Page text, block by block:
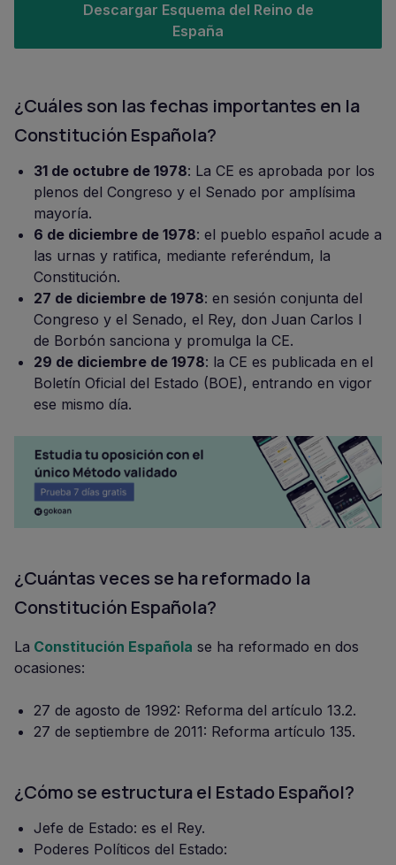
Descargar Esquema del Reino de
España
¿Cuáles son las fechas importantes en la
Constitución Española?
31 de octubre de 1978: La CE es aprobada por los
plenos del Congreso y el Senado por amplísima
mayoría.
6 de diciembre de 1978: el pueblo español acude a
las urnas y ratifica, mediante referéndum, la
Constitución.
27 de diciembre de 1978: en sesión conjunta del
Congreso y el Senado, el Rey, don Juan Carlos I
de Borbón sanciona y promulga la CE.
29 de diciembre de 1978: la CE es publicada en el
Boletín Oficial del Estado (BOE), entrando en vigor
ese mismo día.
¿Cuántas veces se ha reformado la
Constitución Española?
La Constitución Española se ha reformado en dos
ocasiones:
27 de agosto de 1992: Reforma del artículo 13.2.
27 de septiembre de 2011: Reforma artículo 135.
¿Cómo se estructura el Estado Español?
Jefe de Estado: es el Rey.
Poderes Políticos del Estado: